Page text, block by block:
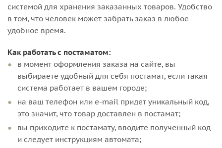
системой для хранения заказанных товаров. Удобство
в том, что человек может забрать заказ в любое
удобное время.
Как работать с постаматом:
в момент оформления заказа на сайте, вы
выбираете удобный для себя постамат, если такая
система работает в вашем городе;
на ваш телефон или e-mail придет уникальный код,
это значит, что товар доставлен в постамат;
вы приходите к постамату, вводите полученный код
и следует инструкциям автомата;